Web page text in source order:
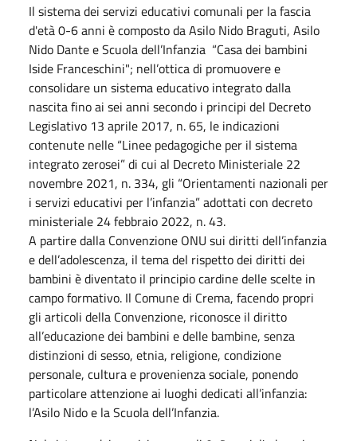
Il sistema dei servizi educativi comunali per la fascia
d'età 0-6 anni è composto da Asilo Nido Braguti, Asilo
Nido Dante e Scuola dell’Infanzia “Casa dei bambini
Iside Franceschini"; nell’ottica di promuovere e
consolidare un sistema educativo integrato dalla
nascita fino ai sei anni secondo i principi del Decreto
Legislativo 13 aprile 2017, n. 65, le indicazioni
contenute nelle “Linee pedagogiche per il sistema
integrato zerosei” di cui al Decreto Ministeriale 22
novembre 2021, n. 334, gli “Orientamenti nazionali per
i servizi educativi per l’infanzia” adottati con decreto
ministeriale 24 febbraio 2022, n. 43.
A partire dalla Convenzione ONU sui diritti dell’infanzia
e dell’adolescenza, il tema del rispetto dei diritti dei
bambini è diventato il principio cardine delle scelte in
campo formativo. Il Comune di Crema, facendo propri
gli articoli della Convenzione, riconosce il diritto
all’educazione dei bambini e delle bambine, senza
distinzioni di sesso, etnia, religione, condizione
personale, cultura e provenienza sociale, ponendo
particolare attenzione ai luoghi dedicati all’infanzia:
l’Asilo Nido e la Scuola dell’Infanzia.